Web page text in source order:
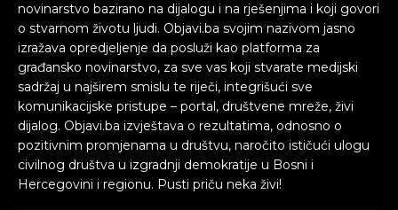
novinarstvo bazirano na dijalogu i na rješenjima i koji govori
o stvarnom životu ljudi. Objavi.ba svojim nazivom jasno
izražava opredjeljenje da posluži kao platforma za
građansko novinarstvo, za sve vas koji stvarate medijski
sadržaj u najširem smislu te riječi, integrišući sve
komunikacijske pristupe – portal, društvene mreže, živi
dijalog. Objavi.ba izvještava o rezultatima, odnosno o
pozitivnim promjenama u društvu, naročito ističući ulogu
civilnog društva u izgradnji demokratije u Bosni i
Hercegovini i regionu. Pusti priču neka živi!